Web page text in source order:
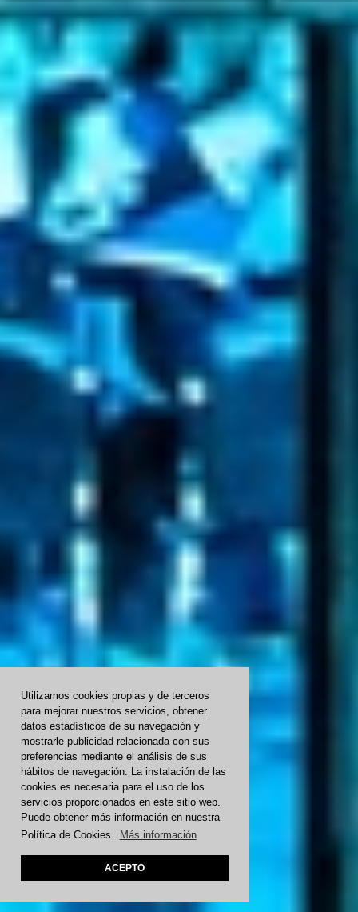
Utilizamos cookies propias y de terceros
para mejorar nuestros servicios, obtener
datos estadísticos de su navegación y
mostrarle publicidad relacionada con sus
preferencias mediante el análisis de sus
hábitos de navegación. La instalación de las
cookies es necesaria para el uso de los
servicios proporcionados en este sitio web.
Puede obtener más información en nuestra
Política de Cookies.
Más información
ACEPTO